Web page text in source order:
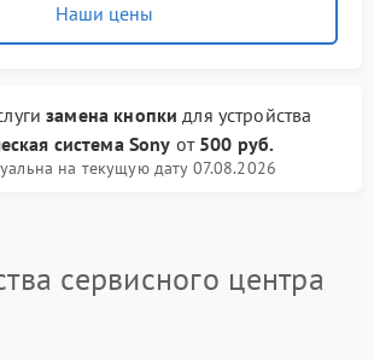
Наши цены
замена кнопки для устройства
система Sony от 500 руб.
на текущую дату 07.08.2026
сервисного центра